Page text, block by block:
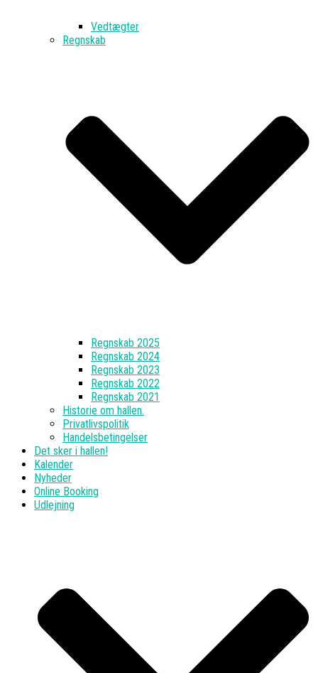
Vedtægter
Regnskab
Regnskab 2025
Regnskab 2024
Regnskab 2023
Regnskab 2022
Regnskab 2021
Historie om hallen.
Privatlivspolitik
Handelsbetingelser
Det sker i hallen!
Kalender
Nyheder
Online Booking
Udlejning